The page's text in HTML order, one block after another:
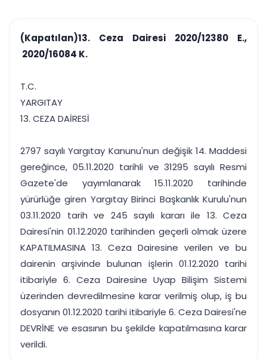
Duruşma ve görev
takvimi
Hatırlatma ve
takibi
Tek panelde uçtan uca yönetim
UYAP & UETS entegrasyonundan finansa, hepsi bir arada.
(Kapatılan)13. Ceza Dairesi 2020/12380 E.,
2020/16084 K.
T.C.
YARGITAY
13. CEZA DAİRESİ
2797 sayılı Yargıtay Kanunu'nun değişik 14. Maddesi
gereğince, 05.11.2020 tarihli ve 31295 sayılı Resmi
Gazete'de yayımlanarak 15.11.2020 tarihinde
yürürlüğe giren Yargıtay Birinci Başkanlık Kurulu'nun
03.11.2020 tarih ve 245 sayılı kararı ile 13. Ceza
Dairesi'nin 01.12.2020 tarihinden geçerli olmak üzere
KAPATILMASINA 13. Ceza Dairesine verilen ve bu
dairenin arşivinde bulunan işlerin 01.12.2020 tarihi
itibariyle 6. Ceza Dairesine Uyap Bilişim Sistemi
üzerinden devredilmesine karar verilmiş olup, iş bu
dosyanın 01.12.2020 tarihi itibariyle 6. Ceza Dairesi'ne
DEVRİNE ve esasının bu şekilde kapatılmasına karar
verildi.